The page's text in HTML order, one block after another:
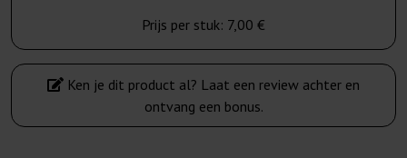
Prijs per stuk: 7,00 €
Ken je dit product al? Laat een review achter en
ontvang een bonus.